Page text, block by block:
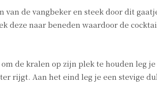
de vangbeker en steek door dit
deze naar beneden waardoor de
de kralen op zijn plek te houden leg je
rijgt. Aan het eind leg je een stevige